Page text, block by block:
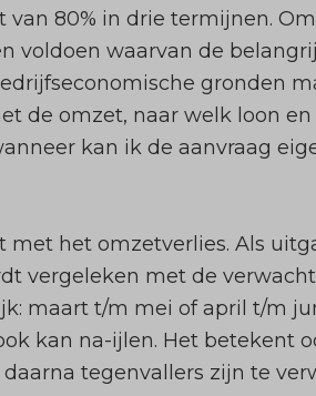
80% in drie termijnen.
voldoen waarvan de
gronden
de omzet, naar welk loon
kan ik de aanvraag
met het omzetverlies. Als
vergeleken met de
maart t/m mei of april t/m
kan na-ijlen. Het betekent
tegenvallers zijn te